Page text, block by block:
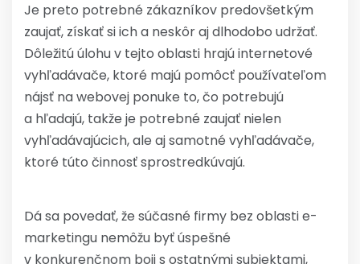
Je preto potrebné zákazníkov predovšetkým
zaujať, získať si ich a neskôr aj dlhodobo udržať.
Dôležitú úlohu v tejto oblasti hrajú internetové
vyhľadávače, ktoré majú pomôcť používateľom
nájsť na webovej ponuke to, čo potrebujú
a hľadajú, takže je potrebné zaujať nielen
vyhľadávajúcich, ale aj samotné vyhľadávače,
ktoré túto činnosť sprostredkúvajú.
Dá sa povedať, že súčasné firmy bez oblasti e-
marketingu nemôžu byť úspešné
v konkurenčnom boji s ostatnými subjektami,